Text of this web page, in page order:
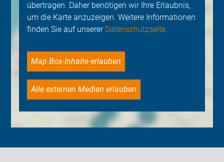
übertragen. Daher benötigen wir Ihre Erlaubnis,
um die Karte anzuzeigen. Weitere Informationen
finden Sie auf unserer Datenschutzseite.
Map Box-Inhalte erlauben
Alle externen Medien erlauben